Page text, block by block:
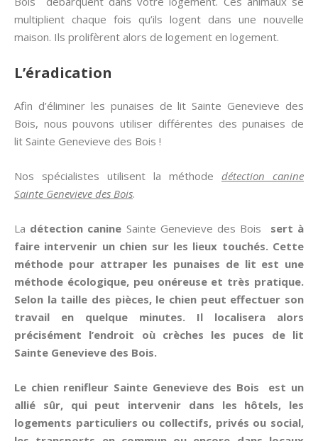
multiplient chaque fois qu’ils logent dans une nouvelle
maison. Ils prolifèrent alors de logement en logement.
L’éradication
Afin d’éliminer les punaises de lit Sainte Genevieve des
Bois, nous pouvons utiliser différentes des punaises de
lit Sainte Genevieve des Bois !
Nos spécialistes utilisent la méthode détection canine
Sainte Genevieve des Bois.
La détection canine Sainte Genevieve des Bois sert à
faire intervenir un chien sur les lieux touchés. Cette
méthode pour attraper les punaises de lit est une
méthode écologique, peu onéreuse et très pratique.
Selon la taille des pièces, le chien peut effectuer son
travail en quelque minutes. Il localisera alors
précisément l’endroit où crèches les puces de lit
Sainte Genevieve des Bois.
Le chien renifleur Sainte Genevieve des Bois est un
allié sûr, qui peut intervenir dans les hôtels, les
logements particuliers ou collectifs, privés ou social,